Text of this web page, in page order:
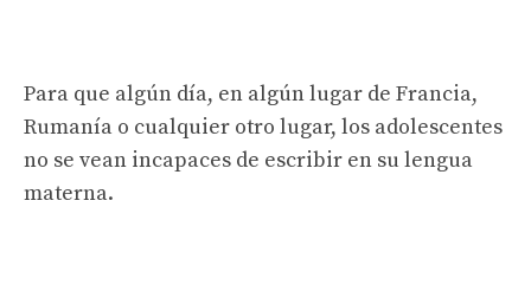
Para que algún día, en algún lugar de Francia,
Rumanía o cualquier otro lugar, los adolescentes
no se vean incapaces de escribir en su lengua
materna.